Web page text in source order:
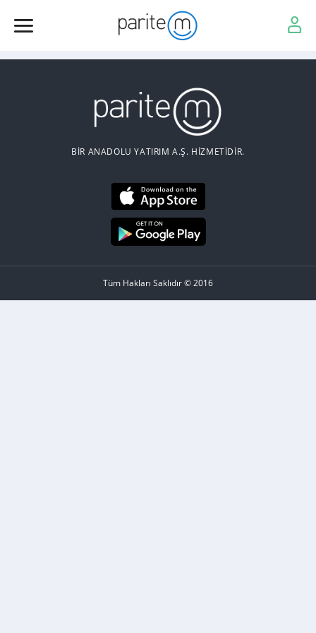
BİR ANADOLU YATIRIM A.Ş. HİZMETİDİR.
Tüm Hakları Saklıdır © 2016